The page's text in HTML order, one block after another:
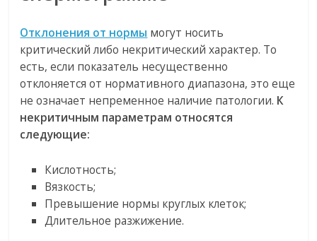
Отклонения от нормы могут носить
критический либо некритический характер. То
есть, если показатель несущественно
отклоняется от нормативного диапазона, это еще
не означает непременное наличие патологии. К
некритичным параметрам относятся
следующие:
Кислотность;
Вязкость;
Превышение нормы круглых клеток;
Длительное разжижение.